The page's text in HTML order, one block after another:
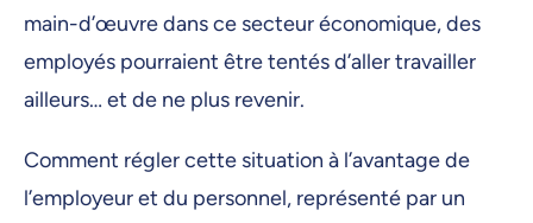
main-d’œuvre dans ce secteur économique, des
employés pourraient être tentés d’aller travailler
ailleurs… et de ne plus revenir.
Comment régler cette situation à l’avantage de
l’employeur et du personnel, représenté par un